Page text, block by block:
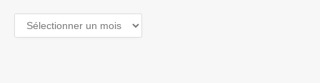
Archives